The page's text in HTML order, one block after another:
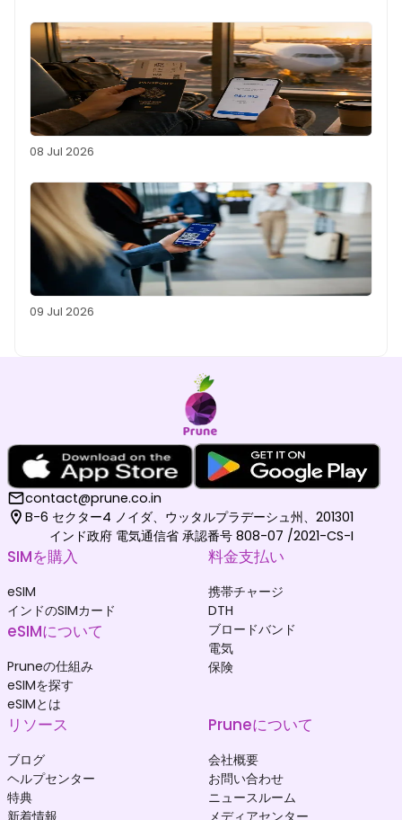
08 Jul 2026
09 Jul 2026
contact@prune.co.in
B-6 セクター4 ノイダ、ウッタルプラデーシュ州、201301
インド政府 電気通信省 承認番号 808-07 /2021-CS-I
SIMを購入
eSIM
インドのSIMカード
eSIMについて
Pruneの仕組み
eSIMを探す
eSIMとは
料金支払い
携帯チャージ
DTH
ブロードバンド
電気
保険
リソース
ブログ
ヘルプセンター
特典
新着情報
Pruneについて
会社概要
お問い合わせ
ニュースルーム
メディアセンター